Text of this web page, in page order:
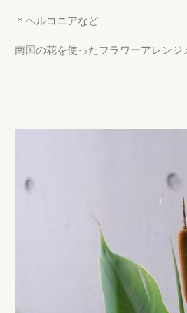
＊ヘルコニアなど
南国の花を使ったフラワーアレンジ